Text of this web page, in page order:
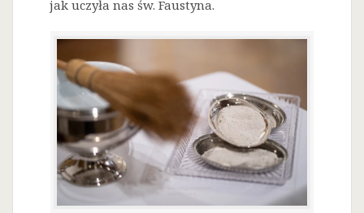
jak uczyła nas św. Faustyna.